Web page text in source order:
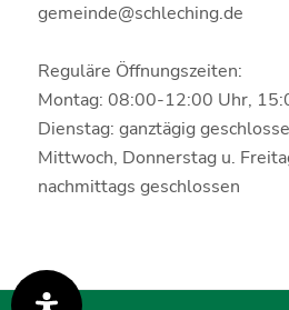
gemeinde@schleching.de
Reguläre Öffnungszeiten:
Montag: 08:00-12:00 Uhr,
Dienstag: ganztägig
Mittwoch, Donnerstag u.
nachmittags geschlossen